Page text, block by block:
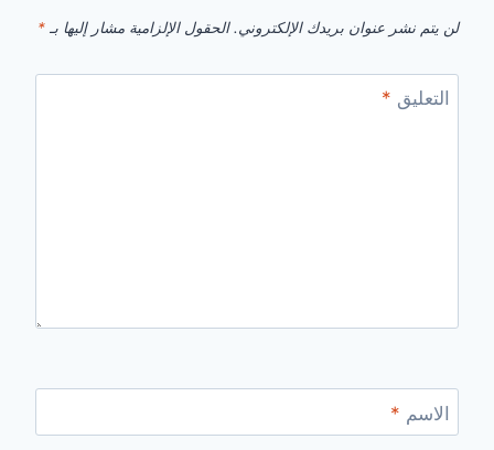
لن يتم نشر عنوان بريدك الإلكتروني. الحقول الإلزامية مشار إليها بـ *
التعليق *
الاسم *